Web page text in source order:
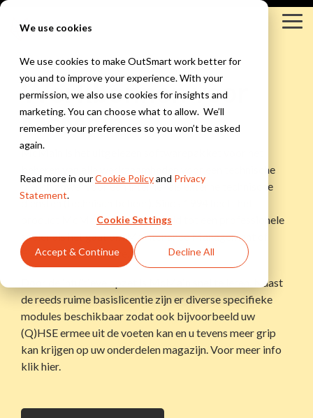
We use cookies
We use cookies to make OutSmart work better for
you and to improve your experience. With your
permission, we also use cookies for insights and
marketing. You can choose what to allow. We’ll
remember your preferences so you won’t be asked
again.
Read more in ourCookie Policyand Privacy
Statement.
Cookie Settings
Accept & Continue Decline All
Skip
content.
Oplossingen
Digitale werkbon
bij de hand
Houd altijd grip op
je planning
Offertes &
Facturen
Stuur offertes &
facturen
razendsnel en
volledig digitaal
Project
Bekijk alle oplossingen
Branches
Installatietechniek &
&
onderhoudscontracten
voor installateurs
Bouw &
Onderhoud
werkbonnen &
urenregistratie
voor de bouw
Beveiliging
Objectbeheer,
voor beveiliging
Bekijk alle branches
Integraties
Exact
Snelstart
AFAS
Moneybird
Yuki
Bekijk alle integraties
Kennis &
Inspiratie
Blogs
Nieuwsbrief
Kennisbank
Innovatie Hub
Werkbonnen voor
McMain
McMain is het uitgelezen softwarepakket voor het
beheren van alle werkzaamheden voor een technische
dienst, zowel voor een interne- als externe technische
diensten (technisch beheer). Sinds 1994 heeft het
product McMain zich ontwikkeld tot een professionele
speler als het gaat om Maintenance Management of
Field Service software.
Door de intuïtieve opzet is McMain snel te leren. Naast
de reeds ruime basislicentie zijn er diverse specifieke
modules beschikbaar zodat ook bijvoorbeeld uw
(Q)HSE ermee uit de voeten kan en u tevens meer grip
kan krijgen op uw onderdelen magazijn. Voor meer info
klik hier.